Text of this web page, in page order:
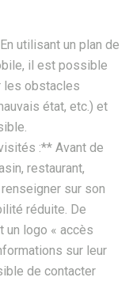
utilisant un plan de
il est possible
les obstacles
état, etc.) et
:** Avant de
restaurant,
sur son
réduite. De
un logo « accès
sur leur
de contacter